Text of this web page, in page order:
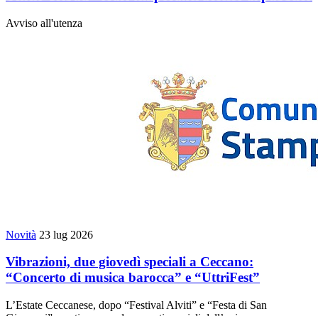
Avviso all'utenza
Novità 23 lug 2026
Vibrazioni, due giovedì speciali a Ceccano:
“Concerto di musica barocca” e “UttriFest”
L’Estate Ceccanese, dopo “Festival Alviti” e “Festa di San